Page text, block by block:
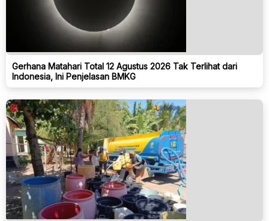
Gerhana Matahari Total 12 Agustus 2026 Tak Terlihat dari
Indonesia, Ini Penjelasan BMKG